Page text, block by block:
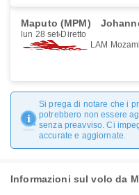
Maputo (MPM)
lun 28 set Diretto
LAM
Si prega di notare che i
potrebbero non essere
senza preavviso. Ci
accurate e aggiornate.
Informazioni sul volo da